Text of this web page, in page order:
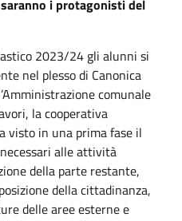
i protagonisti del
2023/24 gli alunni si
nel plesso di Canonica
comunale
la cooperativa
visto in una prima fase il
alle attività
della parte restante,
della cittadinanza,
delle aree esterne e